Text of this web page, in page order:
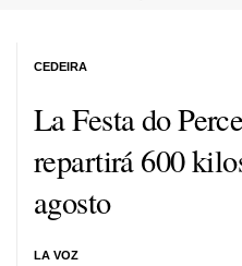
La Festa do
repartirá 600
agosto
LA VOZ
CEDEIRA